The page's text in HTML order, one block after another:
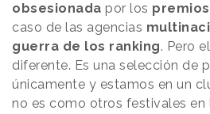
obsesionada por los premios
caso de las agencias
guerra de los ranking. Pero
diferente. Es una selección de
únicamente y estamos en un
no es como otros festivales en